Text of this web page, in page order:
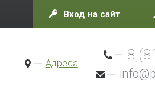
Вход на сайт
Адреса
8